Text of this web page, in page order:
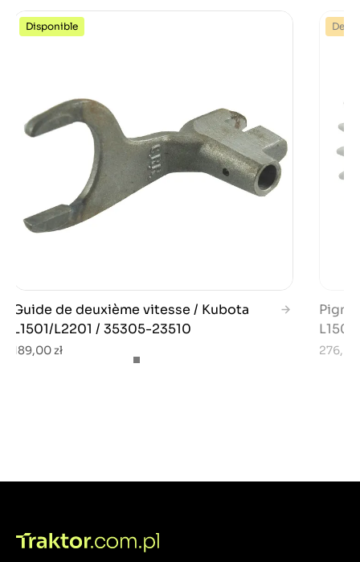
Disponible
Guide de deuxième vitesse / Kubota
L1501/L2201 / 35305-23510
189,00 zł 276,00